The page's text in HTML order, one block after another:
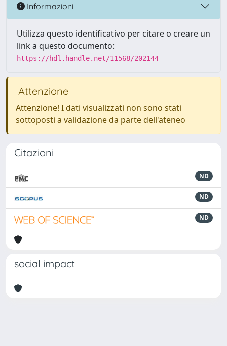
Informazioni
Utilizza questo identificativo per citare o creare un
link a questo documento:
https://hdl.handle.net/11568/202144
Attenzione
Attenzione! I dati visualizzati non sono stati
sottoposti a validazione da parte dell'ateneo
Citazioni
ND
ND
ND
social impact